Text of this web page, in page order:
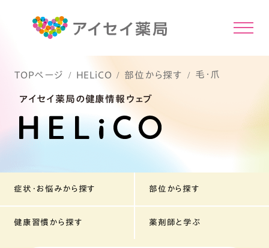
TOPページ HELiCO 部位から探す 毛・爪
アイセイ薬局の健康情報ウェブ
症状・お悩みから探す 部位から探す
健康習慣から探す 薬剤師と学ぶ